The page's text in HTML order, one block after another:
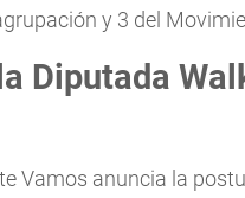
y 3 del
Diputada
Vamos anuncia la